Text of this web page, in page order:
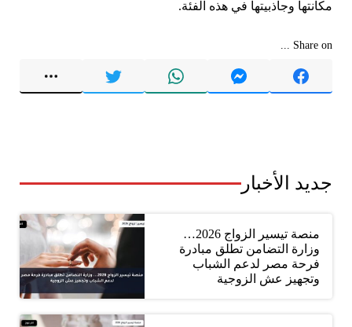
مكانتها وجاذبيتها في هذه الفئة.
Share on ...
جديد الأخبار
منصة تيسير الزواج 2026…
وزارة التضامن تطلق مبادرة
فرحة مصر لدعم الشباب
وتجهيز عش الزوجية